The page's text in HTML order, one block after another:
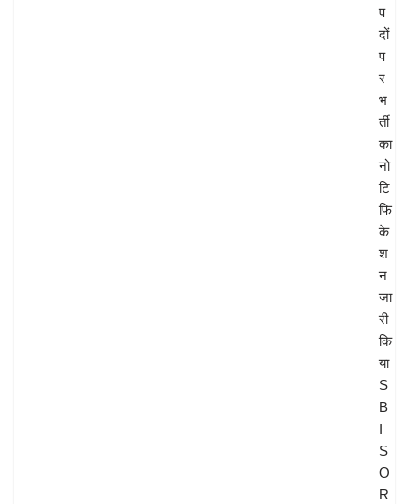
प
दों
प
र
भ
र्ती
का
नो
टि
फि
के
श
न
जा
री
कि
या
S
B
I
S
O
R